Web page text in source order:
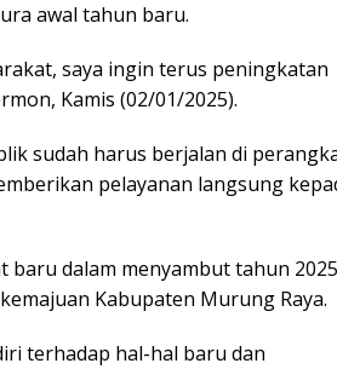
awal tahun baru.
saya ingin terus peningkatan
Kamis (02/01/2025).
sudah harus berjalan di
pelayanan langsung
dalam menyambut tahun
Kabupaten Murung Raya.
terhadap hal-hal baru dan